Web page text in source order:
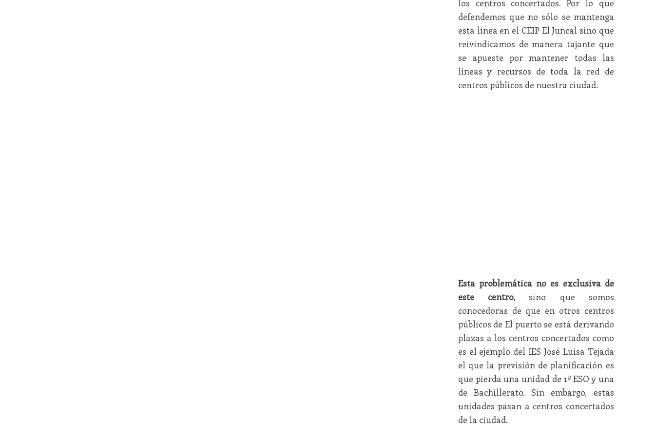
los centros concertados. Por lo que
defendemos que no sólo se mantenga
esta línea en el CEIP El Juncal sino que
reivindicamos de manera tajante que
se apueste por mantener todas las
líneas y recursos de toda la red de
centros públicos de nuestra ciudad.
Esta problemática no es exclusiva de
este centro, sino que somos
conocedoras de que en otros centros
públicos de El puerto se está derivando
plazas a los centros concertados como
es el ejemplo del IES José Luisa Tejada
el que la previsión de planificación es
que pierda una unidad de 1º ESO y una
de Bachillerato. Sin embargo, estas
unidades pasan a centros concertados
de la ciudad.